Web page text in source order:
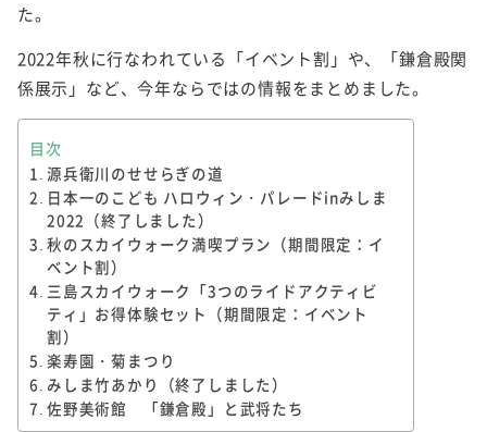
た。
2022年秋に行なわれている「イベント割」や、「鎌倉殿関
係展示」など、今年ならではの情報をまとめました。
目次
源兵衛川のせせらぎの道
日本一のこども ハロウィン・パレードinみしま
2022（終了しました）
秋のスカイウォーク満喫プラン（期間限定：イ
ベント割）
三島スカイウォーク「3つのライドアクティビ
ティ」お得体験セット（期間限定：イベント
割）
楽寿園・菊まつり
みしま竹あかり（終了しました）
佐野美術館 「鎌倉殿」と武将たち